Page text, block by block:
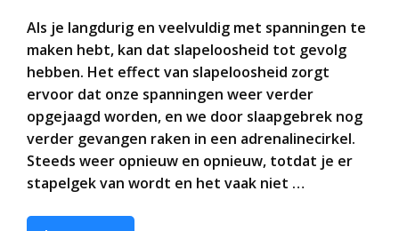
Als je langdurig en veelvuldig met spanningen te
maken hebt, kan dat slapeloosheid tot gevolg
hebben. Het effect van slapeloosheid zorgt
ervoor dat onze spanningen weer verder
opgejaagd worden, en we door slaapgebrek nog
verder gevangen raken in een adrenalinecirkel.
Steeds weer opnieuw en opnieuw, totdat je er
stapelgek van wordt en het vaak niet …